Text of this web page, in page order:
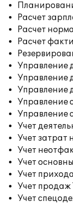
Расчет
Расчет
Расчет
Управление
Управление
Управление
Управление
Управление
Учет
Учет затрат
Учет
Учет
Учет
Учет
Учет